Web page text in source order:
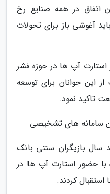
اتفاق در همه صنایع رخ
آغوشی باز برای تحولات
آپ ها در حوزه نشر
این جوانان برای توسعه
تاکید نمود.
سامانه های تشخیصی
بازیگران سنتی بانک
با حضور استارت آپ ها در
استقبال کردند.